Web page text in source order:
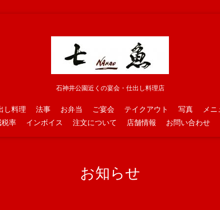
石神井公園近くの宴会・仕出し料理店
し料理 法事 お弁当 ご宴会 テイクアウト 写真
メニ
率
インボイス 注文について 店舗情報 お問い合わせ
お知らせ